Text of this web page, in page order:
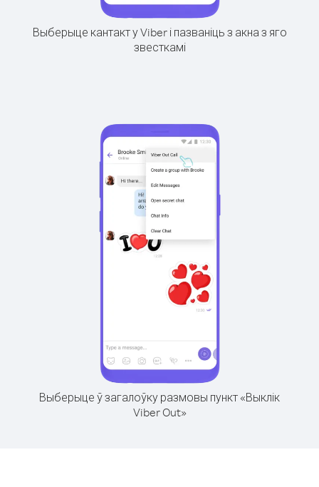
Выберыце кантакт у Viber і пазваніць з акна з яго
звесткамі
Выберыце ў загалоўку размовы пункт «Выклік
Viber Out»